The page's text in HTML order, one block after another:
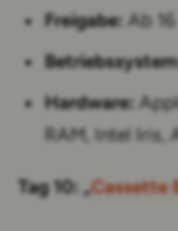
Freigabe: Ab
Hardware:
RAM, Intel Iris,
Tag 10: „Cassette